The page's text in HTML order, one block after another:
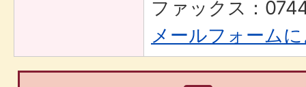
ファックス：
メールフォーム